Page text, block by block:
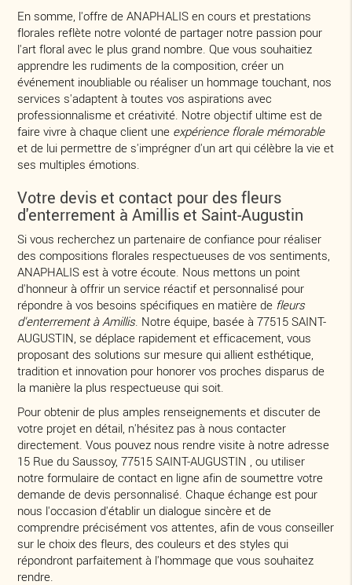
En somme, l'offre de ANAPHALIS en cours et prestations
florales reflète notre volonté de partager notre passion pour
l'art floral avec le plus grand nombre. Que vous souhaitiez
apprendre les rudiments de la composition, créer un
événement inoubliable ou réaliser un hommage touchant, nos
services s'adaptent à toutes vos aspirations avec
professionnalisme et créativité. Notre objectif ultime est de
faire vivre à chaque client une expérience florale mémorable
et de lui permettre de s'imprégner d'un art qui célèbre la vie et
ses multiples émotions.
Votre devis et contact pour des fleurs
d'enterrement à Amillis et Saint-Augustin
Si vous recherchez un partenaire de confiance pour réaliser
des compositions florales respectueuses de vos sentiments,
ANAPHALIS est à votre écoute. Nous mettons un point
d'honneur à offrir un service réactif et personnalisé pour
répondre à vos besoins spécifiques en matière de fleurs
d'enterrement à Amillis. Notre équipe, basée à 77515 SAINT-
AUGUSTIN, se déplace rapidement et efficacement, vous
proposant des solutions sur mesure qui allient esthétique,
tradition et innovation pour honorer vos proches disparus de
la manière la plus respectueuse qui soit.
Pour obtenir de plus amples renseignements et discuter de
votre projet en détail, n'hésitez pas à nous contacter
directement. Vous pouvez nous rendre visite à notre adresse
15 Rue du Saussoy, 77515 SAINT-AUGUSTIN , ou utiliser
notre formulaire de contact en ligne afin de soumettre votre
demande de devis personnalisé. Chaque échange est pour
nous l'occasion d'établir un dialogue sincère et de
comprendre précisément vos attentes, afin de vous conseiller
sur le choix des fleurs, des couleurs et des styles qui
répondront parfaitement à l'hommage que vous souhaitez
rendre.